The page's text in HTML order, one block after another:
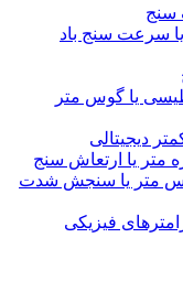
سنج
یا سرعت سنج باد
یا گوس متر
دیجیتالی
متر یا ارتعاش سنج
متر یا سنجش شدت
فیزیکی